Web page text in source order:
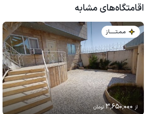
اقامتگاه‌های مشابه
مـمـتــــــاز
از 3٬650٬000تومان